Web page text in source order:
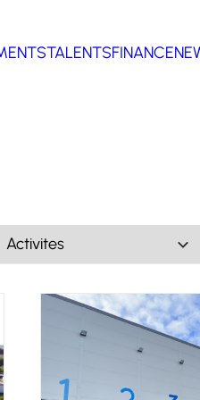
TALENTSFINANCE
Activites